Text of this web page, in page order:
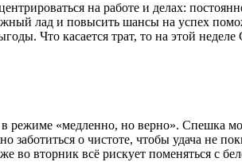
на работе и делах:
лад и повысить шансы на успех
Что касается трат, то на этой
«медленно, но верно». Спешка
заботиться о чистоте, чтобы удача не
во вторник всё рискует поменяться с